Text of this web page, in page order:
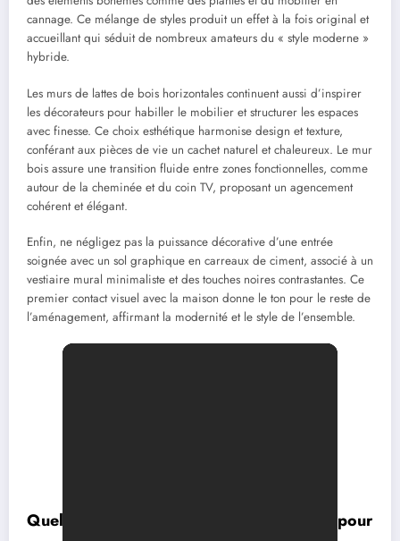
cannage. Ce mélange de styles produit un effet à la fois original et
accueillant qui séduit de nombreux amateurs du « style moderne »
hybride.
Les murs de lattes de bois horizontales continuent aussi d’inspirer
les décorateurs pour habiller le mobilier et structurer les espaces
avec finesse. Ce choix esthétique harmonise design et texture,
conférant aux pièces de vie un cachet naturel et chaleureux. Le mur
bois assure une transition fluide entre zones fonctionnelles, comme
autour de la cheminée et du coin TV, proposant un agencement
cohérent et élégant.
Enfin, ne négligez pas la puissance décorative d’une entrée
soignée avec un sol graphique en carreaux de ciment, associé à un
vestiaire mural minimaliste et des touches noires contrastantes. Ce
premier contact visuel avec la maison donne le ton pour le reste de
l’aménagement, affirmant la modernité et le style de l’ensemble.
Quels sont les matériaux incontournables pour